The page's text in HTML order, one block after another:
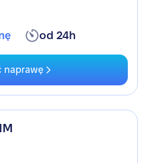
od 24h
naprawę